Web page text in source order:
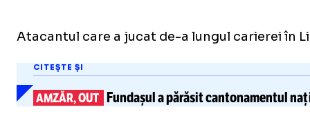
Atacantul care a jucat de-a lungul carierei în
CITEȘTE ȘI
AMZĂR, OUT Fundașul a părăsit cantonamentul